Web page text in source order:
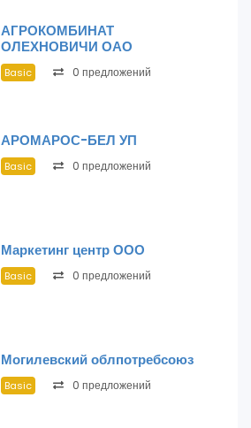
АГРОКОМБИНАТ
ОЛЕХНОВИЧИ ОАО
Basic 0 предложений
АРОМАРОС-БЕЛ УП
Basic 0 предложений
Маркетинг центр ООО
Basic 0 предложений
Могилевский облпотребсоюз
Basic 0 предложений